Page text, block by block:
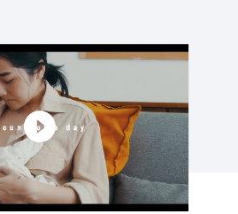
edocolala